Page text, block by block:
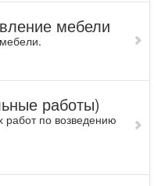
мебели
работы)
работ по возведению